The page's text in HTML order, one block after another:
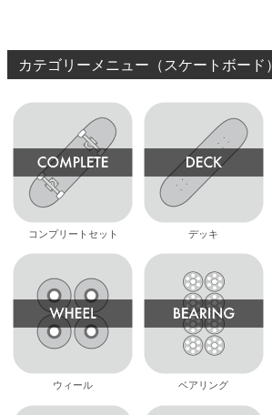
カテゴリーメニュー（スケートボード）
コンプリートセット デッキ
ウィール ベアリング